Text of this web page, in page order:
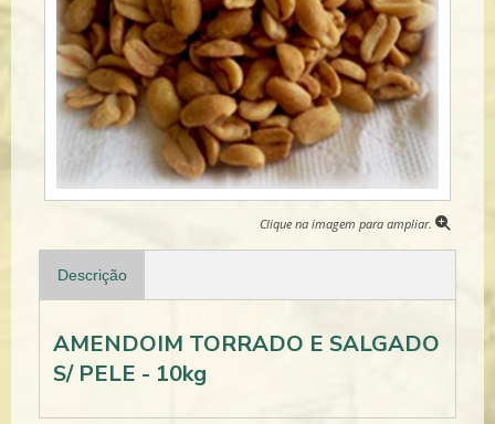
Clique na imagem para ampliar.
Descrição
AMENDOIM TORRADO E SALGADO
S/ PELE - 10kg